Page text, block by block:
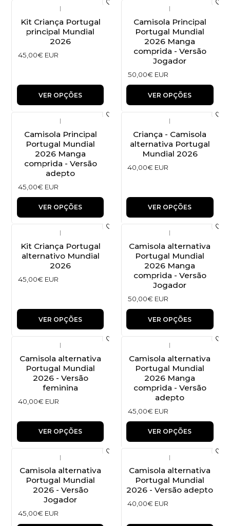
Kit Criança Portugal
principal Mundial
2026
45,00€ EUR
VER OPÇÕES
Camisola Principal
Portugal Mundial
2026 Manga
comprida - Versão
Jogador
50,00€ EUR
VER OPÇÕES
|
Camisola Principal
Portugal Mundial
2026 Manga
comprida - Versão
adepto
45,00€ EUR
VER OPÇÕES
|
Criança - Camisola
alternativa Portugal
Mundial 2026
40,00€ EUR
VER OPÇÕES
Kit Criança Portugal
alternativo Mundial
2026
45,00€ EUR
VER OPÇÕES
Camisola alternativa
Portugal Mundial
2026 Manga
comprida - Versão
Jogador
50,00€ EUR
VER OPÇÕES
|
Camisola alternativa
Portugal Mundial
2026 - Versão
feminina
40,00€ EUR
VER OPÇÕES
|
Camisola alternativa
Portugal Mundial
2026 Manga
comprida - Versão
adepto
45,00€ EUR
VER OPÇÕES
|
Camisola alternativa
Portugal Mundial
2026 - Versão
Jogador
45,00€ EUR
|
Camisola alternativa
Portugal Mundial
2026 - Versão adepto
40,00€ EUR